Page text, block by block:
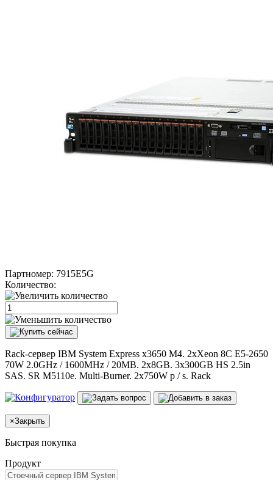
Партномер: 7915E5G
Количество:
Rack-сервер IBM System Express x3650 M4. 2xXeon 8C E5-2650
70W 2.0GHz / 1600MHz / 20MB. 2x8GB. 3x300GB HS 2.5in
SAS. SR M5110e. Multi-Burner. 2x750W p / s. Rack
×Закрыть
Быстрая покупка
Продукт